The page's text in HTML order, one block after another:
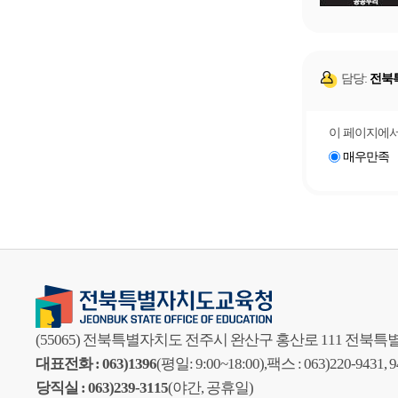
담당: 전북
이 페이지에
매우만족
(55065) 전북특별자치도 전주시 완산구 홍산로 111 전북특
대표전화 : 063)1396(평일: 9:00~18:00),팩스 : 063)220-9431,
당직실 : 063)239-3115(야간, 공휴일)